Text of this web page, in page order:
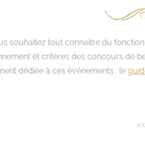
souhaitez tout connaitre du
et critères des concours de
dédiée à ces événements : le